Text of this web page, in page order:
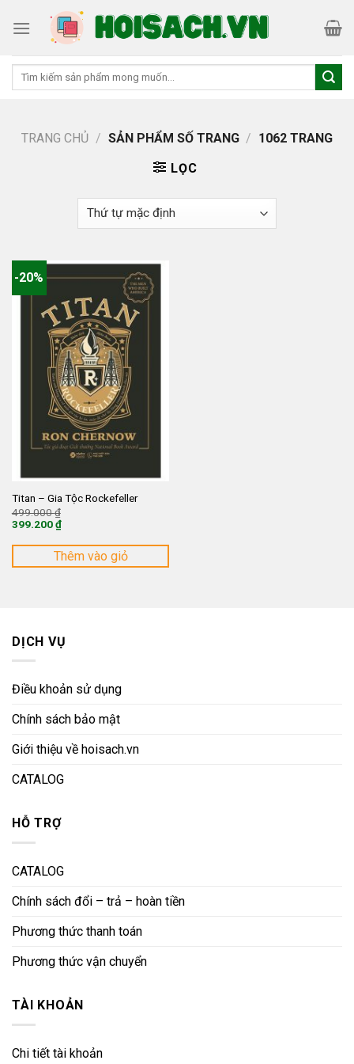
Tìm
TRANG CHỦ / SẢN PHẨM SỐ TRANG / 1062 TRANG
LỌC
-20%
Titan – Gia Tộc Rockefeller
499.000₫
499.000 ₫.
399.200₫
hiện
là:
Thêm vào giỏ
DỊCH VỤ
Điều khoản sử dụng
Chính sách bảo mật
Giới thiệu về hoisach.vn
CATALOG
HỖ TRỢ
CATALOG
Chính sách đổi – trả – hoàn tiền
Phương thức thanh toán
Phương thức vận chuyển
TÀI KHOẢN
Chi tiết tài khoản